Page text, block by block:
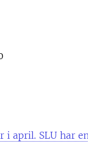
i april. SLU har